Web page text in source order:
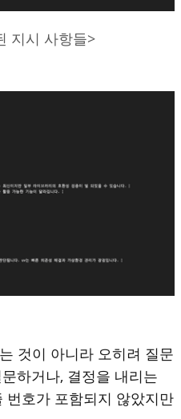
지시 사항들>
것이 아니라 오히려 질문
하거나, 결정을 내리는
번호가 포함되지 않았지만